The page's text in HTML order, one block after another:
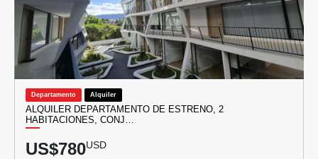
Departamento Alquiler
ALQUILER DEPARTAMENTO DE ESTRENO, 2
HABITACIONES, CONJ…
US$780USD